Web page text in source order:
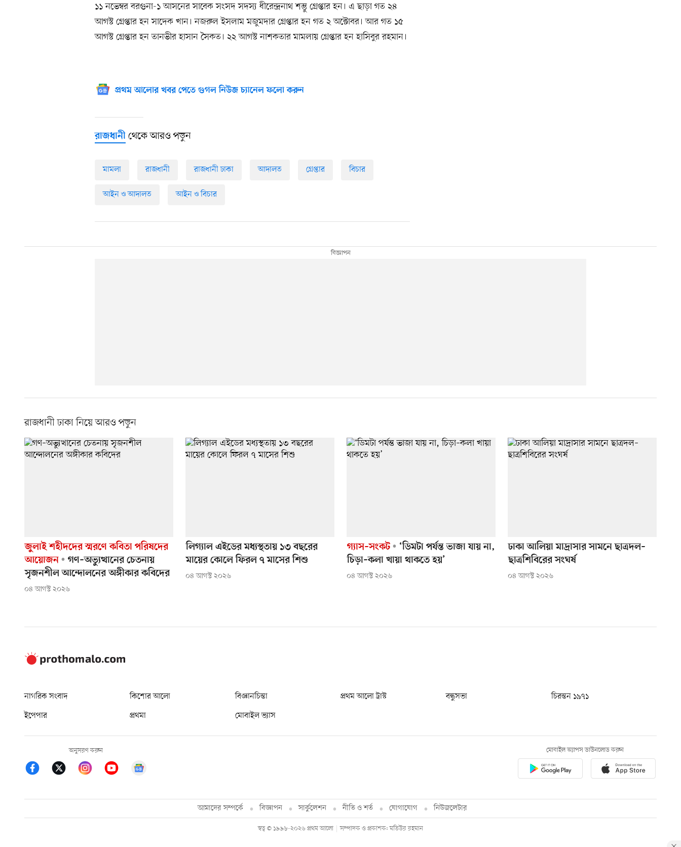
১১ নভেম্বর বরগুনা-১ আসনের সাবেক সংসদ সদস্য ধীরেন্দ্রনাথ শম্ভু গ্রেপ্তার হন। এ ছাড়া গত ২৪
আগস্ট গ্রেপ্তার হন সাদেক খান। নজরুল ইসলাম মজুমদার গ্রেপ্তার হন গত ২ অক্টোবর। আর গত ১৫
আগস্ট গ্রেপ্তার হন তানভীর হাসান সৈকত। ২২ আগস্ট নাশকতার মামলায় গ্রেপ্তার হন হাসিবুর রহমান।
প্রথম আলোর খবর পেতে গুগল নিউজ চ্যানেল ফলো করুন
রাজধানী থেকে আরও পড়ুন
মামলা রাজধানী রাজধানী ঢাকা আদালত গ্রেপ্তার বিচার
আইন ও আদালত আইন ও বিচার
রাজধানী ঢাকা নিয়ে আরও পড়ুন
জুলাই শহীদদের স্মরণে কবিতা পরিষদের
আয়োজন
গণ–অভ্যুত্থানের চেতনায়
সৃজনশীল আন্দোলনের অঙ্গীকার কবিদের
০৪ আগস্ট ২০২৬
লিগ্যাল এইডের মধ্যস্থতায় ১৩ বছরের
মায়ের কোলে ফিরল ৭ মাসের শিশু
০৪ আগস্ট ২০২৬
গ্যাস–সংকট
‘ডিমটা পর্যন্ত ভাজা যায় না,
চিড়া–কলা খায়া থাকতে হয়’
০৪ আগস্ট ২০২৬
ঢাকা আলিয়া মাদ্রাসার সামনে ছাত্রদল–
ছাত্রশিবিরের সংঘর্ষ
০৪ আগস্ট ২০২৬
নাগরিক সংবাদ কিশোর আলো বিজ্ঞানচিন্তা প্রথম আলো ট্রাস্ট বন্ধুসভা
চিরন্তন ১৯৭১
ইপেপার
প্রথমা মোবাইল ভ্যাস
অনুসরণ করুন মোবাইল অ্যাপস ডাউনলোড করুন
আমাদের সম্পর্কে বিজ্ঞাপন সার্কুলেশন নীতি ও শর্ত যোগাযোগ নিউজলেটার
স্বত্ব © ১৯৯৮-২০২৬ প্রথম আলো সম্পাদক ও প্রকাশক: মতিউর রহমান